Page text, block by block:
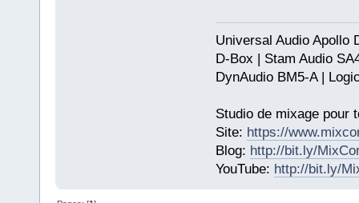
Universal Audio Apollo
D-Box | Stam Audio
DynAudio BM5-A |
Studio de mixage pour
Site: https://
Blog: http://bit.ly/
YouTube: http://bit.ly/